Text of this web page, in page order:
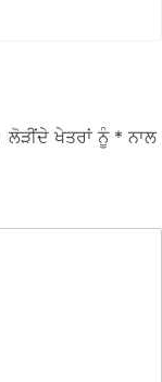
ਲੋੜੀਂਦੇ ਖੇਤਰਾਂ ਨੂੰ * ਨਾਲ